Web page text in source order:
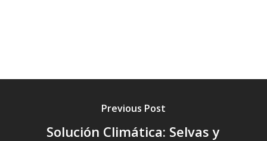
Previous Post
Solución Climática: Selvas y